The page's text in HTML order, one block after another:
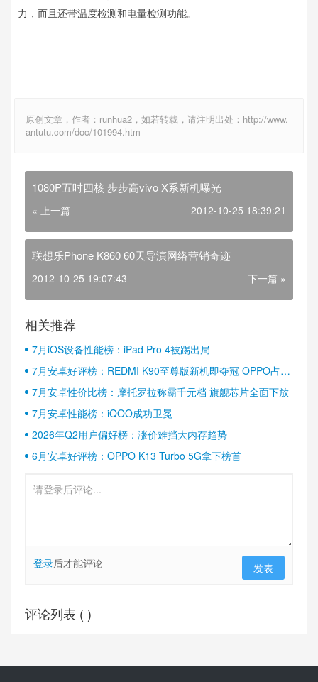
力，而且还带温度检测和电量检测功能。
原创文章，作者：runhua2，如若转载，请注明出处：http://www.
antutu.com/doc/101994.htm
1080P五吋四核 步步高vivo X系新机曝光
« 上一篇 2012-10-25 18:39:21
联想乐Phone K860 60天导演网络营销奇迹
2012-10-25 19:07:43 下一篇 »
相关推荐
7月iOS设备性能榜：iPad Pro 4被踢出局
7月安卓好评榜：REDMI K90至尊版新机即夺冠 OPPO占据
半壁江山
7月安卓性价比榜：摩托罗拉称霸千元档 旗舰芯片全面下放
7月安卓性能榜：iQOO成功卫冕
2026年Q2用户偏好榜：涨价难挡大内存趋势
6月安卓好评榜：OPPO K13 Turbo 5G拿下榜首
登录后才能评论 发表
评论列表 ( )